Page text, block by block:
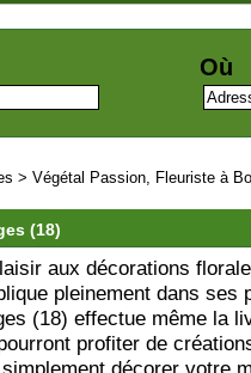
Où
> Végétal Passion, Fleuriste à
(18)
aux décorations
pleinement dans ses
(18) effectue même la
profiter de